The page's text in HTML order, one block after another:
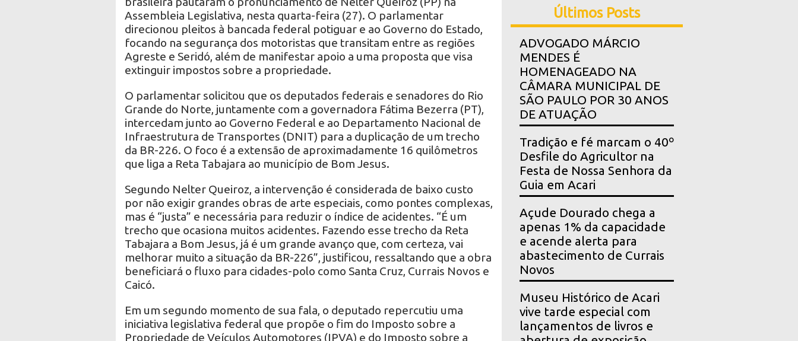
Assembleia Legislativa, nesta quarta-feira (27). O parlamentar
direcionou pleitos à bancada federal potiguar e ao Governo do Estado,
focando na segurança dos motoristas que transitam entre as regiões
Agreste e Seridó, além de manifestar apoio a uma proposta que visa
extinguir impostos sobre a propriedade.
O parlamentar solicitou que os deputados federais e senadores do Rio
Grande do Norte, juntamente com a governadora Fátima Bezerra (PT),
intercedam junto ao Governo Federal e ao Departamento Nacional de
Infraestrutura de Transportes (DNIT) para a duplicação de um trecho
da BR-226. O foco é a extensão de aproximadamente 16 quilômetros
que liga a Reta Tabajara ao município de Bom Jesus.
Segundo Nelter Queiroz, a intervenção é considerada de baixo custo
por não exigir grandes obras de arte especiais, como pontes complexas,
mas é “justa” e necessária para reduzir o índice de acidentes. “É um
trecho que ocasiona muitos acidentes. Fazendo esse trecho da Reta
Tabajara a Bom Jesus, já é um grande avanço que, com certeza, vai
melhorar muito a situação da BR-226”, justificou, ressaltando que a obra
beneficiará o fluxo para cidades-polo como Santa Cruz, Currais Novos e
Caicó.
Em um segundo momento de sua fala, o deputado repercutiu uma
iniciativa legislativa federal que propõe o fim do Imposto sobre a
Propriedade de Veículos Automotores (IPVA) e do Imposto sobre a
Últimos Posts
ADVOGADO MÁRCIO
MENDES É
HOMENAGEADO NA
CÂMARA MUNICIPAL DE
SÃO PAULO POR 30 ANOS
DE ATUAÇÃO
Tradição e fé marcam o 40º
Desfile do Agricultor na
Festa de Nossa Senhora da
Guia em Acari
Açude Dourado chega a
apenas 1% da capacidade
e acende alerta para
abastecimento de Currais
Novos
Museu Histórico de Acari
vive tarde especial com
lançamentos de livros e